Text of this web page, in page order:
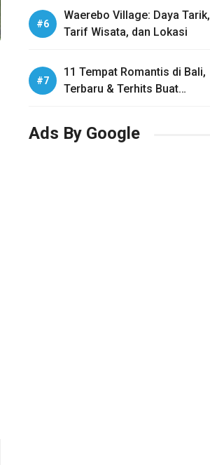
Waerebo Village: Daya Tarik,
Tarif Wisata, dan Lokasi
11 Tempat Romantis di Bali,
Terbaru & Terhits Buat
Ads By Google